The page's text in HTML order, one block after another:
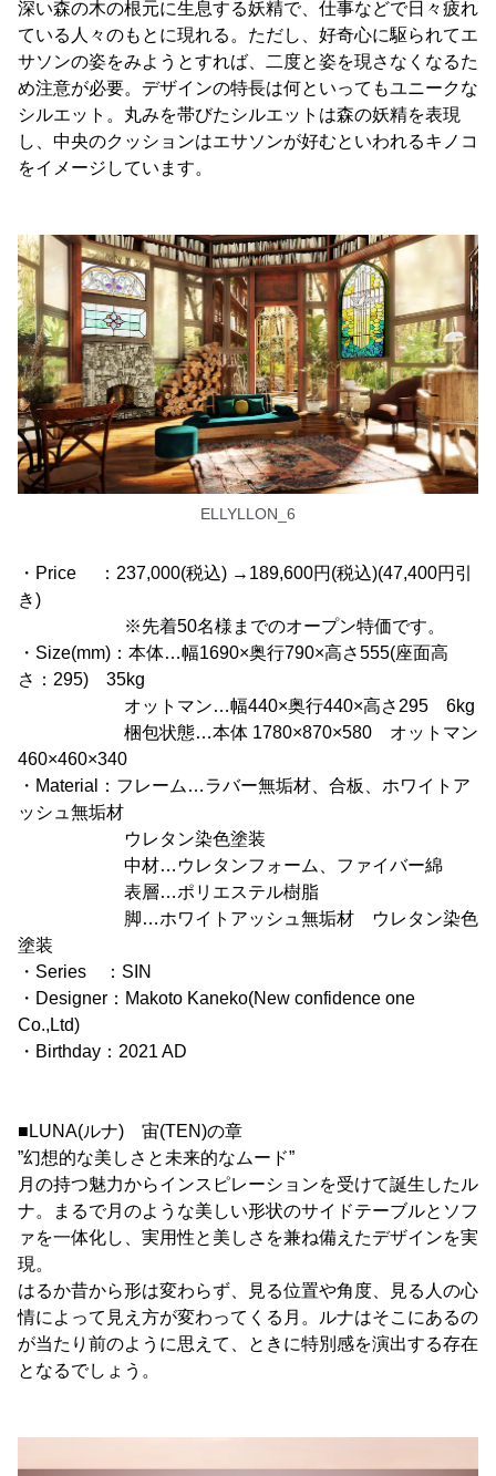
深い森の木の根元に生息する妖精で、仕事などで日々疲れ
ている人々のもとに現れる。ただし、好奇心に駆られてエ
サソンの姿をみようとすれば、二度と姿を現さなくなるた
め注意が必要。デザインの特長は何といってもユニークな
シルエット。丸みを帯びたシルエットは森の妖精を表現
し、中央のクッションはエサソンが好むといわれるキノコ
をイメージしています。
ELLYLLON_6
・Price ：237,000(税込) →189,600円(税込)(47,400円引
き)
※先着50名様までのオープン特価です。
・Size(mm)：本体…幅1690×奥行790×高さ555(座面高
さ：295) 35kg
オットマン…幅440×奥行440×高さ295 6kg
梱包状態…本体 1780×870×580 オットマン
460×460×340
・Material：フレーム…ラバー無垢材、合板、ホワイトア
ッシュ無垢材
ウレタン染色塗装
中材…ウレタンフォーム、ファイバー綿
表層…ポリエステル樹脂
脚…ホワイトアッシュ無垢材 ウレタン染色
塗装
・Series ：SIN
・Designer：Makoto Kaneko(New confidence one
Co.,Ltd)
・Birthday：2021 AD
■LUNA(ルナ) 宙(TEN)の章
”幻想的な美しさと未来的なムード”
月の持つ魅力からインスピレーションを受けて誕生したル
ナ。まるで月のような美しい形状のサイドテーブルとソフ
ァを一体化し、実用性と美しさを兼ね備えたデザインを実
現。
はるか昔から形は変わらず、見る位置や角度、見る人の心
情によって見え方が変わってくる月。ルナはそこにあるの
が当たり前のように思えて、ときに特別感を演出する存在
となるでしょう。